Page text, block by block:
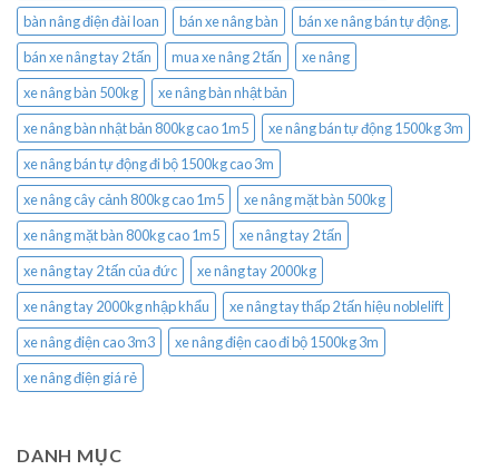
bàn nâng điện đài loan
bán xe nâng bàn
bán xe nâng bán tự động.
bán xe nâng tay 2 tấn
mua xe nâng 2 tấn
xe nâng
xe nâng bàn 500kg
xe nâng bàn nhật bản
xe nâng bàn nhật bản 800kg cao 1m5
xe nâng bán tự động 1500kg 3m
xe nâng bán tự động đi bộ 1500kg cao 3m
xe nâng cây cảnh 800kg cao 1m5
xe nâng mặt bàn 500kg
xe nâng mặt bàn 800kg cao 1m5
xe nâng tay 2 tấn
xe nâng tay 2 tấn của đức
xe nâng tay 2000kg
xe nâng tay 2000kg nhập khẩu
xe nâng tay thấp 2 tấn hiệu noblelift
xe nâng điện cao 3m3
xe nâng điện cao đi bộ 1500kg 3m
xe nâng điện giá rẻ
DANH MỤC